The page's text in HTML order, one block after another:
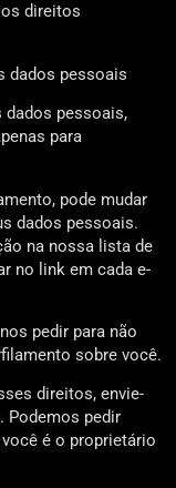
direitos
dados pessoais
dados pessoais,
para
pode mudar
dados pessoais.
na nossa lista de
no link em cada e-
pedir para não
sobre você.
direitos, envie-
Podemos pedir
é o proprietário